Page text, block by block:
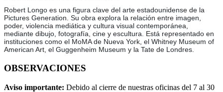
Robert Longo es una figura clave del arte estadounidense de la
Pictures Generation. Su obra explora la relación entre imagen,
poder, violencia mediática y cultura visual contemporánea,
mediante dibujo, fotografía, cine y escultura. Está representado en
instituciones como el MoMA de Nueva York, el Whitney Museum of
American Art, el Guggenheim Museum y la Tate de Londres.
OBSERVACIONES
Aviso importante: Debido al cierre de nuestras oficinas del 7 al 30